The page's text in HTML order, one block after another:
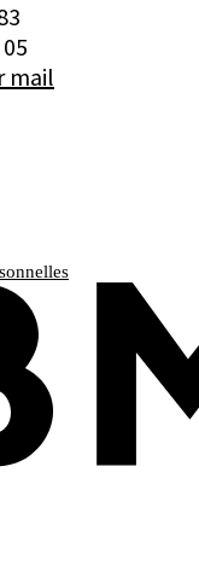
mail